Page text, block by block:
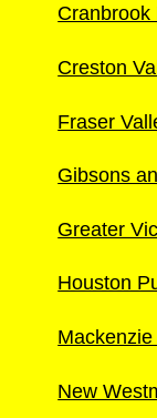
Cranbrook
Creston
Fraser
Gibsons
Greater
Houston
New